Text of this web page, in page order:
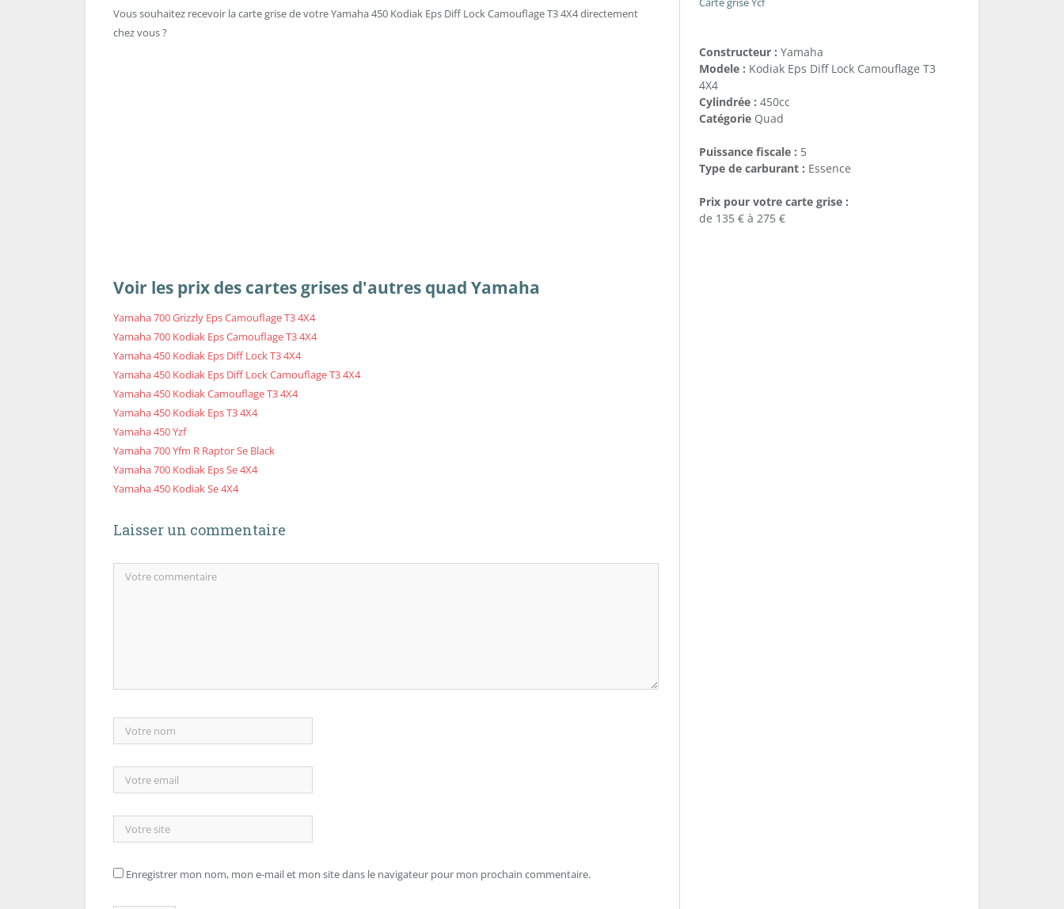
Vous souhaitez recevoir la carte grise de votre Yamaha 450 Kodiak Eps Diff Lock Camouflage T3 4X4 directement
chez vous ?
Voir les prix des cartes grises d'autres quad Yamaha
Yamaha 700 Grizzly Eps Camouflage T3 4X4
Yamaha 700 Kodiak Eps Camouflage T3 4X4
Yamaha 450 Kodiak Eps Diff Lock T3 4X4
Yamaha 450 Kodiak Eps Diff Lock Camouflage T3 4X4
Yamaha 450 Kodiak Camouflage T3 4X4
Yamaha 450 Kodiak Eps T3 4X4
Yamaha 450 Yzf
Yamaha 700 Yfm R Raptor Se Black
Yamaha 700 Kodiak Eps Se 4X4
Yamaha 450 Kodiak Se 4X4
Laisser un commentaire
Enregistrer mon nom, mon e-mail et mon site dans le navigateur pour mon prochain commentaire.
Constructeur : Yamaha
Modele : Kodiak Eps Diff Lock Camouflage T3
4X4
Cylindrée : 450cc
CatégorieQuad
Puissance fiscale : 5
Type de carburant : Essence
Prix pour votre carte grise :
de 135 € à 275 €